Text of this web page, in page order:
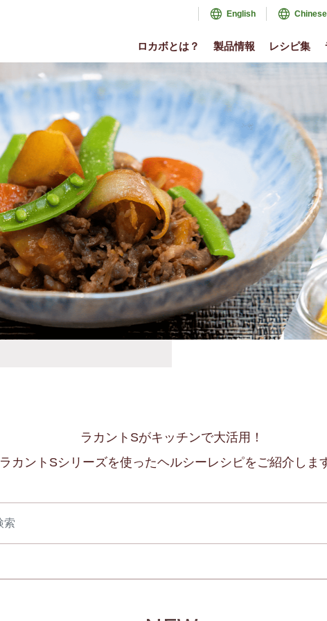
ロカボとは？ 製品情報 レシピ集
English Chinese
ラカントSがキッチンで大活用！
ラカントSシリーズを使ったヘルシーレシピをご紹介しま